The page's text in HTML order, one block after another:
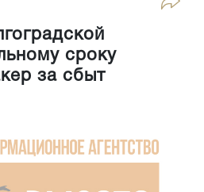
сроку
за сбыт